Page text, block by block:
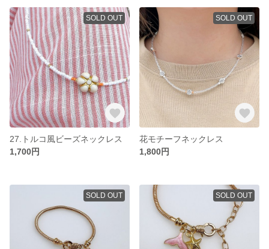
SOLD OUT
27.トルコ風ビーズネックレス
1,700円
SOLD OUT
花モチーフネックレス
1,800円
SOLD OUT SOLD OUT